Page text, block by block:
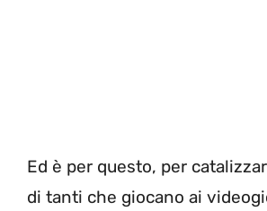
Ed è per questo, per
di tanti che giocano ai